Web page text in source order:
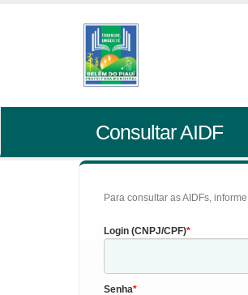
Consultar AIDF
Para consultar as AIDFs,
Login (CNPJ/CPF)
Senha